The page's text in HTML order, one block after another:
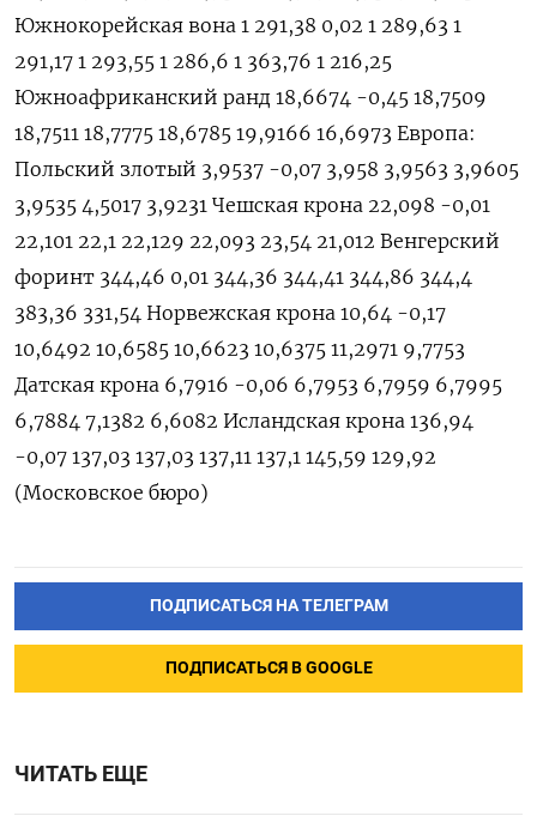
Южнокорейская вона 1 291,38 0,02 1 289,63 1
291,17 1 293,55 1 286,6 1 363,76 1 216,25
Южноафриканский ранд 18,6674 -0,45 18,7509
18,7511 18,7775 18,6785 19,9166 16,6973 Европа:
Польский злотый 3,9537 -0,07 3,958 3,9563 3,9605
3,9535 4,5017 3,9231 Чешская крона 22,098 -0,01
22,101 22,1 22,129 22,093 23,54 21,012 Венгерский
форинт 344,46 0,01 344,36 344,41 344,86 344,4
383,36 331,54 Норвежская крона 10,64 -0,17
10,6492 10,6585 10,6623 10,6375 11,2971 9,7753
Датская крона 6,7916 -0,06 6,7953 6,7959 6,7995
6,7884 7,1382 6,6082 Исландская крона 136,94
-0,07 137,03 137,03 137,11 137,1 145,59 129,92
(Московское бюро)
ПОДПИСАТЬСЯ НА ТЕЛЕГРАМ
ПОДПИСАТЬСЯ В GOOGLE
ЧИТАТЬ ЕЩЕ